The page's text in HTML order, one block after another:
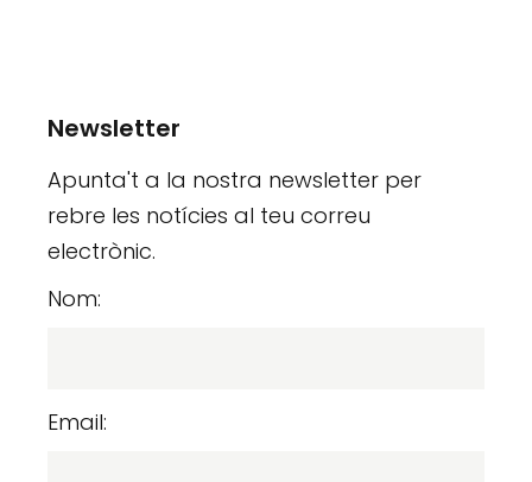
Newsletter
Apunta't a la nostra newsletter per
rebre les notícies al teu correu
electrònic.
Nom:
Email: